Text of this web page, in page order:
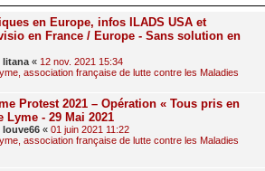
en Europe, infos ILADS USA et
en France / Europe - Sans solution en
litana « 12 nov. 2021 15:34
association française de lutte contre les Maladies
Protest 2021 – Opération « Tous pris en
Lyme - 29 Mai 2021
louve66 « 01 juin 2021 11:22
association française de lutte contre les Maladies